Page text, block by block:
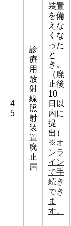
4
5
診
療
用
放
射
線
照
射
装
置
廃
止
届
装置
を備
えな
くな
った
と
き。
（廃
止後
10
日以
内に
提
出）
※オ
ンラ
イン
で手
続き
でき
ま
す。